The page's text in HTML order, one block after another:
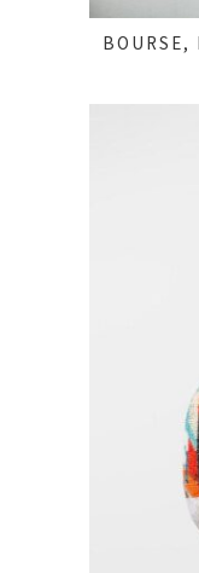
BOURSE,